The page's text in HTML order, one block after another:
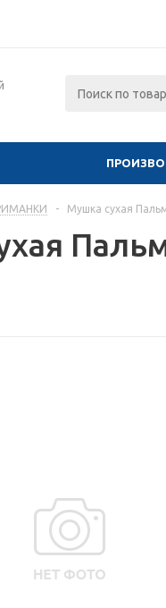
- Мушка сухая